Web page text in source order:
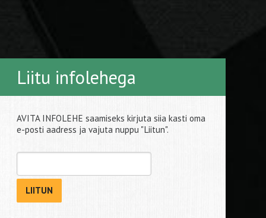
Liitu infolehega
AVITA INFOLEHE saamiseks kirjuta siia kasti oma
e-posti aadress ja vajuta nuppu "Liitun".
LIITUN